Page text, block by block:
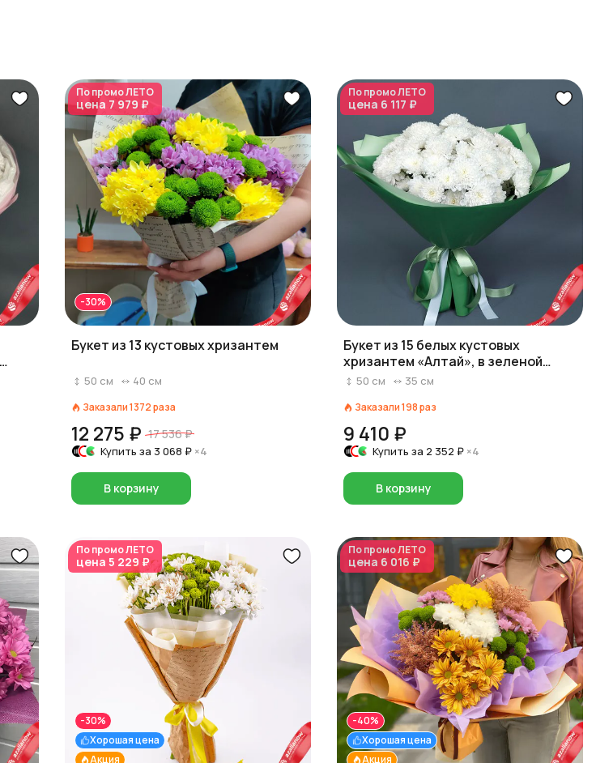
По промоЛЕТО
цена 7 979 ₽
-30%
Букет из 13 кустовых хризантем
50 см 40 см
Заказали1372раза
12 275 ₽ 17 536 ₽
Купить за 3 068 ₽ ×4
В корзину
По промоЛЕТО
цена 6 117 ₽
Букет из 15 белых кустовых
хризантем «Алтай», в зеленой
пленке с лентами
50 см 35 см
Заказали198раз
9 410 ₽
Купить за 2 352 ₽ ×4
В корзину
По промоЛЕТО
цена 5 229 ₽
Акция
Хорошая цена
-30%
По промоЛЕТО
цена 6 016 ₽
Акция
Хорошая цена
-40%